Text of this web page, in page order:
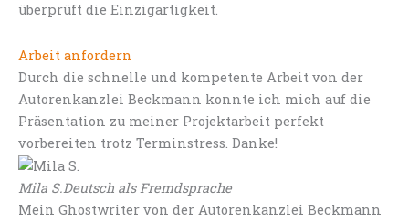
überprüft die Einzigartigkeit.
Arbeit anfordern
Durch die schnelle und kompetente Arbeit von der
Autorenkanzlei Beckmann konnte ich mich auf die
Präsentation zu meiner Projektarbeit perfekt
vorbereiten trotz Terminstress. Danke!
Mila S.Deutsch als Fremdsprache
Mein Ghostwriter von der Autorenkanzlei Beckmann